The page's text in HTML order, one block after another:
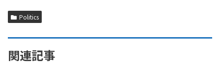
Politics
関連記事